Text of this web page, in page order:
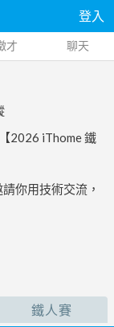
登入
才 聊天
2026 iThome 鐵
你用技術交流，
鐵人賽